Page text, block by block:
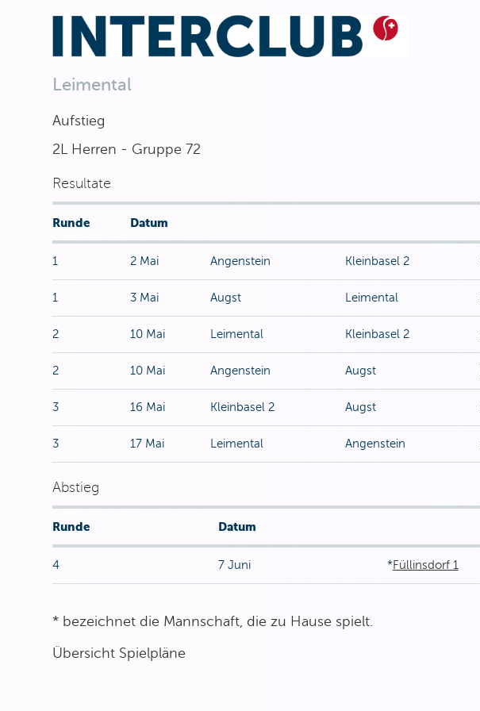
Leimental
Aufstieg
2L Herren - Gruppe 72
Resultate
Runde Datum
1 2 Mai Angenstein Kleinbasel 2
1 3 Mai Augst Leimental
2 10 Mai Leimental Kleinbasel 2
2 10 Mai Angenstein Augst
3 16 Mai Kleinbasel 2 Augst
3 17 Mai Leimental Angenstein
Abstieg
Runde Datum
4 7 Juni *Füllinsdorf 1
* bezeichnet die Mannschaft, die zu Hause spielt.
Übersicht Spielpläne